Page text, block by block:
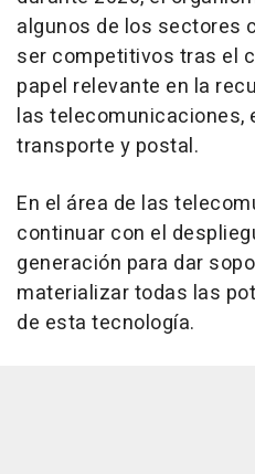
algunos de los sectores
ser competitivos tras el
papel relevante en la
las telecomunicaciones,
transporte y postal.
En el área de las
continuar con el
generación para dar
materializar todas las
de esta tecnología.